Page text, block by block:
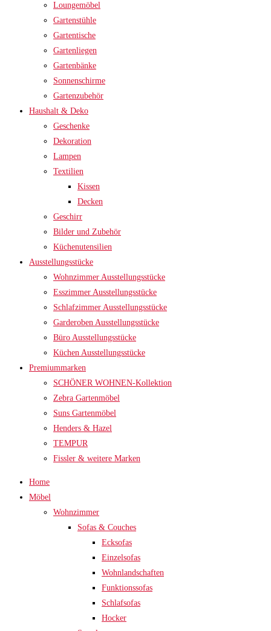
Loungemöbel
Gartenstühle
Gartentische
Gartenliegen
Gartenbänke
Sonnenschirme
Gartenzubehör
Haushalt & Deko
Geschenke
Dekoration
Lampen
Textilien
Kissen
Decken
Geschirr
Bilder und Zubehör
Küchenutensilien
Ausstellungsstücke
Wohnzimmer Ausstellungsstücke
Esszimmer Ausstellungsstücke
Schlafzimmer Ausstellungsstücke
Garderoben Ausstellungsstücke
Büro Ausstellungsstücke
Küchen Ausstellungsstücke
Premiummarken
SCHÖNER WOHNEN-Kollektion
Zebra Gartenmöbel
Suns Gartenmöbel
Henders & Hazel
TEMPUR
Fissler & weitere Marken
Home
Möbel
Wohnzimmer
Sofas & Couches
Ecksofas
Einzelsofas
Wohnlandschaften
Funktionssofas
Schlafsofas
Hocker